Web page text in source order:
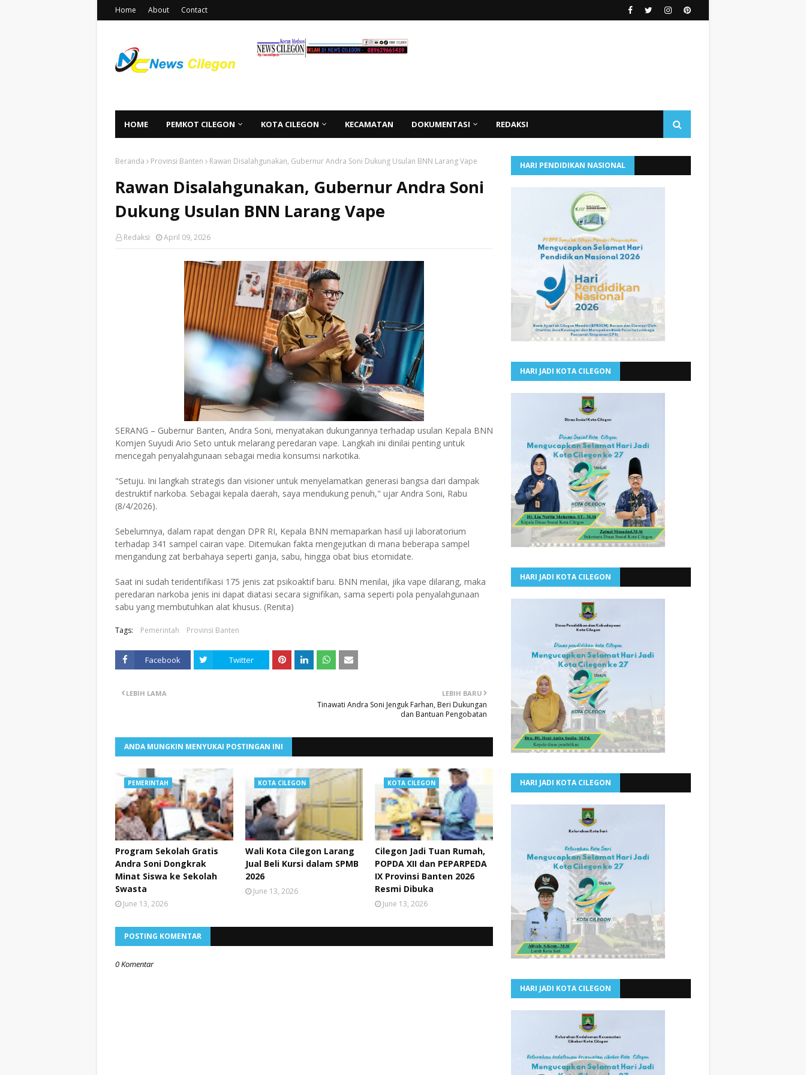
Home About Contact
HOME PEMKOT CILEGON KOTA CILEGON KECAMATAN DOKUMENTASI REDAKSI
Beranda Provinsi Banten Rawan Disalahgunakan, Gubernur Andra Soni Dukung Usulan BNN Larang Vape
Rawan Disalahgunakan, Gubernur Andra Soni
Dukung Usulan BNN Larang Vape
Redaksi April 09, 2026
SERANG – Gubernur Banten, Andra Soni, menyatakan dukungannya terhadap usulan Kepala BNN
Komjen Suyudi Ario Seto untuk melarang peredaran vape. Langkah ini dinilai penting untuk
mencegah penyalahgunaan sebagai media konsumsi narkotika.
"Setuju. Ini langkah strategis dan visioner untuk menyelamatkan generasi bangsa dari dampak
destruktif narkoba. Sebagai kepala daerah, saya mendukung penuh," ujar Andra Soni, Rabu
(8/4/2026).
Sebelumnya, dalam rapat dengan DPR RI, Kepala BNN memaparkan hasil uji laboratorium
terhadap 341 sampel cairan vape. Ditemukan fakta mengejutkan di mana beberapa sampel
mengandung zat berbahaya seperti ganja, sabu, hingga obat bius etomidate.
Saat ini sudah teridentifikasi 175 jenis zat psikoaktif baru. BNN menilai, jika vape dilarang, maka
peredaran narkoba jenis ini dapat diatasi secara signifikan, sama seperti pola penyalahgunaan
sabu yang membutuhkan alat khusus. (Renita)
Tags: Pemerintah Provinsi Banten
Facebook Twitter
LEBIH BARU
Tinawati Andra Soni Jenguk Farhan, Beri Dukungan
dan Bantuan Pengobatan
LEBIH LAMA
ANDA MUNGKIN MENYUKAI POSTINGAN INI
PEMERINTAH
Program Sekolah Gratis
Andra Soni Dongkrak
Minat Siswa ke Sekolah
Swasta
June 13, 2026
KOTA CILEGON
Wali Kota Cilegon Larang
Jual Beli Kursi dalam SPMB
2026
June 13, 2026
KOTA CILEGON
Cilegon Jadi Tuan Rumah,
POPDA XII dan PEPARPEDA
IX Provinsi Banten 2026
Resmi Dibuka
June 13, 2026
POSTING KOMENTAR
0 Komentar
HARI PENDIDIKAN NASIONAL
HARI JADI KOTA CILEGON
HARI JADI KOTA CILEGON
HARI JADI KOTA CILEGON
HARI JADI KOTA CILEGON